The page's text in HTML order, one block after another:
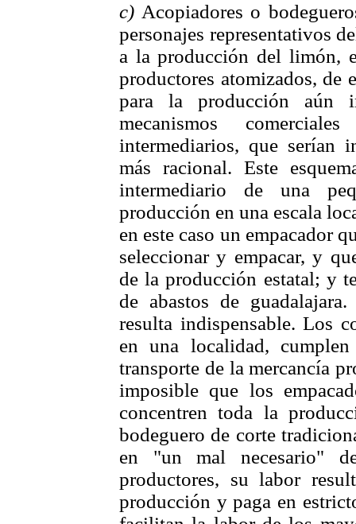
c) Acopiadores o
personajes representativos
a la producción del limón,
productores atomizados, de
para la producción aún
mecanismos
intermediarios, que serían
más racional. Este
intermediario de una
producción en una escala
en este caso un empacador
seleccionar y empacar, y
de la producción estatal; y
de abastos de
resulta indispensable. Los
en una localidad,
transporte de la mercancía
imposible que los
concentren toda la
bodeguero de corte
en "un mal necesario"
productores, su labor
producción y paga en